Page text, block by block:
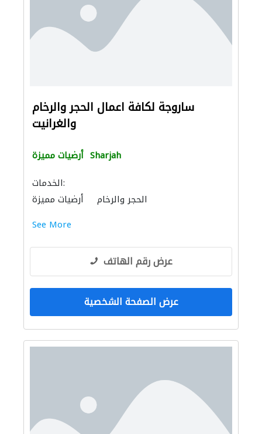
ساروجة لكافة اعمال الحجر والرخام
والغرانيت
أرضيات مميزة Sharjah
الخدمات:
أرضيات مميزة
الحجر والرخام
See More
عرض رقم الهاتف
عرض الصفحة الشخصية